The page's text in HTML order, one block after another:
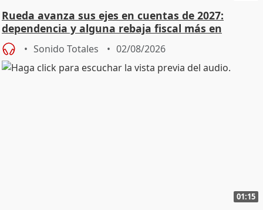
Rueda avanza sus ejes en cuentas de 2027:
dependencia y alguna rebaja fiscal más en
vivienda
Sonido Totales 02/08/2026
01:15